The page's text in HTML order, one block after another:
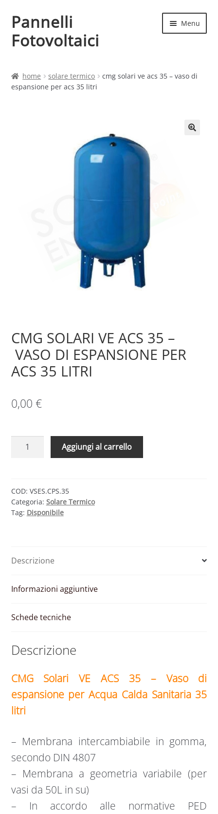
Vai
alla
navigazione
Vai
al
contenuto
Pannelli
Fotovoltaici
Menu
Cart
home solare termico
cmg solari ve acs 35 – vaso di
espansione per acs 35 litri
CMG SOLARI VE ACS 35 –
VASO DI ESPANSIONE PER
ACS 35 LITRI
0,00 €
CMG
35
–
VASO
ACS
LITRI
Aggiungi al carrello
COD: VSES.CPS.35
Categoria: Solare Termico
Tag: Disponibile
Descrizione
Informazioni aggiuntive
Schede tecniche
Descrizione
CMG Solari VE ACS 35 – Vaso di
espansione per Acqua Calda Sanitaria 35
litri
– Membrana intercambiabile in gomma,
secondo DIN 4807
– Membrana a geometria variabile (per
vasi da 50L in su)
– In accordo alle normative PED